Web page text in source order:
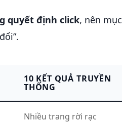
quyết định click, nên mục
10 KẾT QUẢ TRUYỀN
THỐNG
Nhiều trang rời rạc